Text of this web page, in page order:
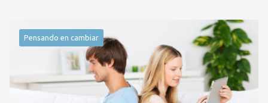
Pensando en cambiar